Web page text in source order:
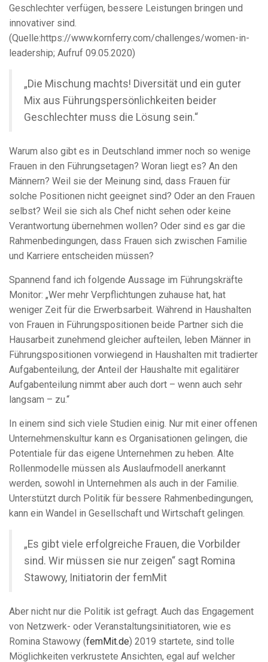
Geschlechter verfügen, bessere Leistungen bringen und
innovativer sind.
(Quelle:https://www.kornferry.com/challenges/women-in-
leadership; Aufruf 09.05.2020)
„Die Mischung machts! Diversität und ein guter
Mix aus Führungspersönlichkeiten beider
Geschlechter muss die Lösung sein.“
Warum also gibt es in Deutschland immer noch so wenige
Frauen in den Führungsetagen? Woran liegt es? An den
Männern? Weil sie der Meinung sind, dass Frauen für
solche Positionen nicht geeignet sind? Oder an den Frauen
selbst? Weil sie sich als Chef nicht sehen oder keine
Verantwortung übernehmen wollen? Oder sind es gar die
Rahmenbedingungen, dass Frauen sich zwischen Familie
und Karriere entscheiden müssen?
Spannend fand ich folgende Aussage im Führungskräfte
Monitor: „Wer mehr Verpflichtungen zuhause hat, hat
weniger Zeit für die Erwerbsarbeit. Während in Haushalten
von Frauen in Führungspositionen beide Partner sich die
Hausarbeit zunehmend gleicher aufteilen, leben Männer in
Führungspositionen vorwiegend in Haushalten mit tradierter
Aufgabenteilung, der Anteil der Haushalte mit egalitärer
Aufgabenteilung nimmt aber auch dort – wenn auch sehr
langsam – zu.“
In einem sind sich viele Studien einig. Nur mit einer offenen
Unternehmenskultur kann es Organisationen gelingen, die
Potentiale für das eigene Unternehmen zu heben. Alte
Rollenmodelle müssen als Auslaufmodell anerkannt
werden, sowohl in Unternehmen als auch in der Familie.
Unterstützt durch Politik für bessere Rahmenbedingungen,
kann ein Wandel in Gesellschaft und Wirtschaft gelingen.
„Es gibt viele erfolgreiche Frauen, die Vorbilder
sind. Wir müssen sie nur zeigen“ sagt Romina
Stawowy, Initiatorin der femMit
Aber nicht nur die Politik ist gefragt. Auch das Engagement
von Netzwerk- oder Veranstaltungsinitiatoren, wie es
Romina Stawowy (femMit.de) 2019 startete, sind tolle
Möglichkeiten verkrustete Ansichten, egal auf welcher